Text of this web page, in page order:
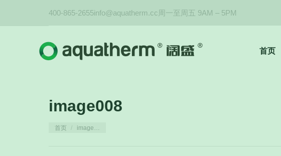
400-865-2655info@aquatherm.cc 周一至周五 9AM – 5PM
首页
image008
您在这里：
首页 image…